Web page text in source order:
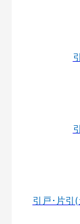
引戸･片引